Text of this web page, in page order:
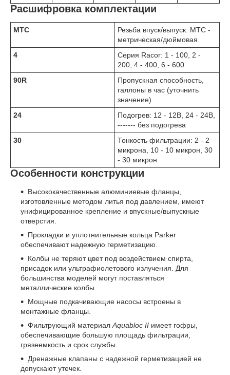
Расшифровка комплектации
MTC
Резьба впуск/выпуск: МТС -
метрическая/дюймовая
4
Серия Racor: 1 - 100, 2 -
200, 4 - 400, 6 - 600
90R
Пропускная способность,
галлоны в час (уточнить
значение)
24
Подогрев: 12 - 12В, 24 - 24В,
------- без подогрева
30
Тонкость фильтрации: 2 - 2
микрона, 10 - 10 микрон, 30
- 30 микрон
Особенности конструкции
Высококачественные алюминиевые фланцы,
изготовленные методом литья под давлением, имеют
унифицированное крепление и впускные/выпускные
отверстия.
Прокладки и уплотнительные кольца Parker
обеспечивают надежную герметизацию.
Колбы не теряют цвет под воздействием спирта,
присадок или ультрафиолетового излучения. Для
большинства моделей могут поставляться
металлические колбы.
Мощные подкачивающие насосы встроены в
монтажные фланцы.
Фильтрующий материал Aquabloc II имеет гофры,
обеспечивающие большую площадь фильтрации,
грязеемкость и срок службы.
Дренажные клапаны с надежной герметизацией не
допускают утечек.